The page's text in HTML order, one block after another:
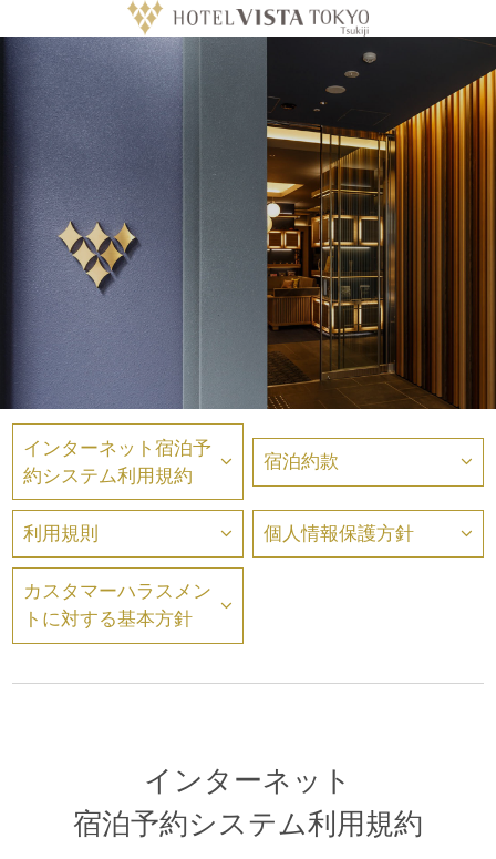
インターネット宿泊予
約システム利用規約
宿泊約款
利用規則 個人情報保護方針
カスタマーハラスメン
トに対する基本方針
インターネット
宿泊予約システム利用規約